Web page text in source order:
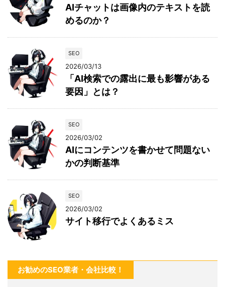
AIチャットは画像内のテキストを読
めるのか？
SEO
2026/03/13
「AI検索での露出に最も影響がある
要因」とは？
SEO
2026/03/02
AIにコンテンツを書かせて問題ない
かの判断基準
SEO
2026/03/02
サイト移行でよくあるミス
お勧めのSEO業者・会社比較！